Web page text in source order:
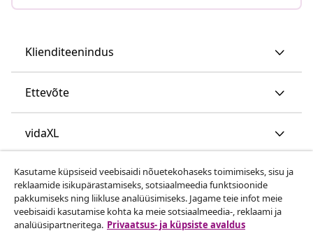
Klienditeenindus
Ettevõte
vidaXL
Vaata rohkem
Kasutame küpsiseid veebisaidi nõuetekohaseks toimimiseks, sisu ja
reklaamide isikupärastamiseks, sotsiaalmeedia funktsioonide
pakkumiseks ning liikluse analüüsimiseks. Jagame teie infot meie
veebisaidi kasutamise kohta ka meie sotsiaalmeedia-, reklaami ja
analüüsipartneritega. Privaatsus- ja küpsiste avaldus